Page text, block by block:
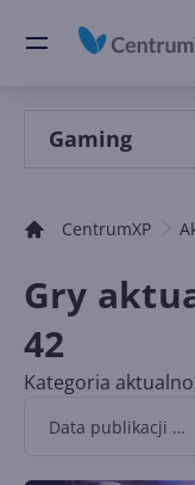
Gaming
CentrumXP
Gry
42
Kategoria
Data publikacji malejąco